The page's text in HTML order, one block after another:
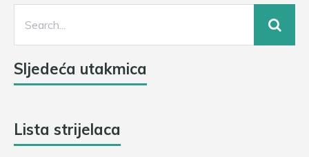
Sljedeća utakmica
Lista strijelaca